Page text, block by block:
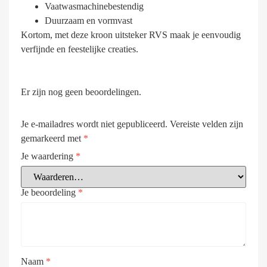
Vaatwasmachinebestendig
Duurzaam en vormvast
Kortom, met deze kroon uitsteker RVS maak je eenvoudig
verfijnde en feestelijke creaties.
Er zijn nog geen beoordelingen.
Je e-mailadres wordt niet gepubliceerd. Vereiste velden zijn
gemarkeerd met *
Je waardering *
Je beoordeling *
Naam *